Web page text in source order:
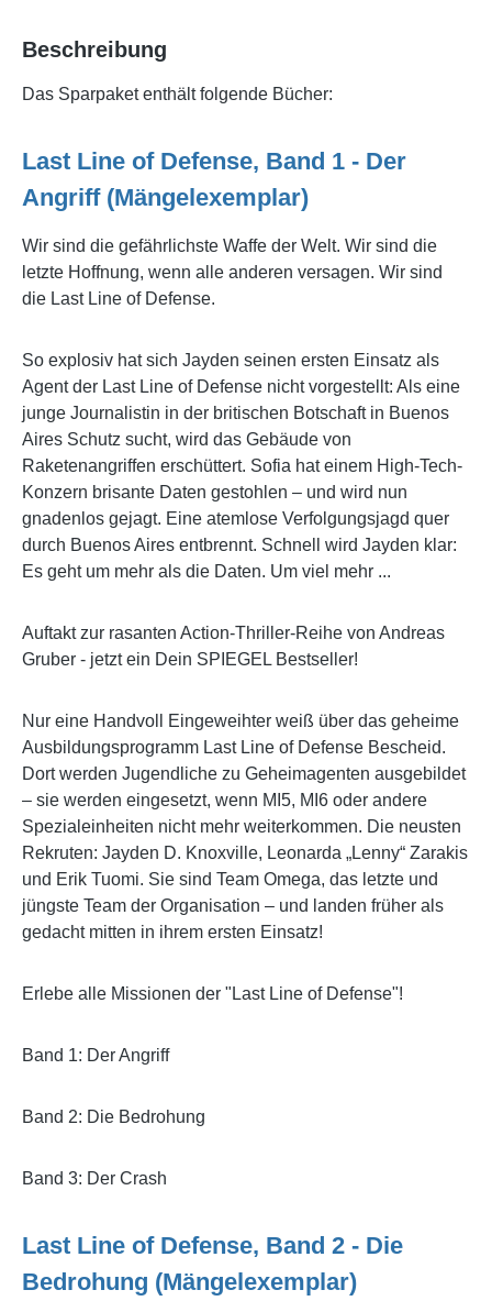
Beschreibung
Das Sparpaket enthält folgende Bücher:
Last Line of Defense, Band 1 - Der
Angriff (Mängelexemplar)
Wir sind die gefährlichste Waffe der Welt. Wir sind die
letzte Hoffnung, wenn alle anderen versagen. Wir sind
die Last Line of Defense.
So explosiv hat sich Jayden seinen ersten Einsatz als
Agent der Last Line of Defense nicht vorgestellt: Als eine
junge Journalistin in der britischen Botschaft in Buenos
Aires Schutz sucht, wird das Gebäude von
Raketenangriffen erschüttert. Sofia hat einem High-Tech-
Konzern brisante Daten gestohlen – und wird nun
gnadenlos gejagt. Eine atemlose Verfolgungsjagd quer
durch Buenos Aires entbrennt. Schnell wird Jayden klar:
Es geht um mehr als die Daten. Um viel mehr ...
Auftakt zur rasanten Action-Thriller-Reihe von Andreas
Gruber - jetzt ein Dein SPIEGEL Bestseller!
Nur eine Handvoll Eingeweihter weiß über das geheime
Ausbildungsprogramm Last Line of Defense Bescheid.
Dort werden Jugendliche zu Geheimagenten ausgebildet
– sie werden eingesetzt, wenn MI5, MI6 oder andere
Spezialeinheiten nicht mehr weiterkommen. Die neusten
Rekruten: Jayden D. Knoxville, Leonarda „Lenny“ Zarakis
und Erik Tuomi. Sie sind Team Omega, das letzte und
jüngste Team der Organisation – und landen früher als
gedacht mitten in ihrem ersten Einsatz!
Erlebe alle Missionen der "Last Line of Defense"!
Band 1: Der Angriff
Band 2: Die Bedrohung
Band 3: Der Crash
Last Line of Defense, Band 2 - Die
Bedrohung (Mängelexemplar)